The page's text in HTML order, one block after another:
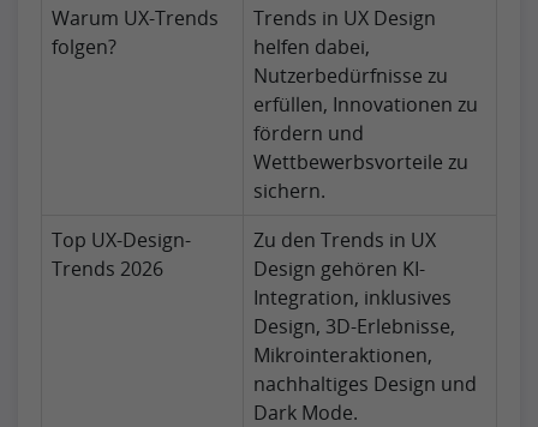
Warum UX-Trends
folgen?
Trends in UX Design
helfen dabei,
Nutzerbedürfnisse zu
erfüllen, Innovationen zu
fördern und
Wettbewerbsvorteile zu
sichern.
Top UX-Design-
Trends 2026
Zu den Trends in UX
Design gehören KI-
Integration, inklusives
Design, 3D-Erlebnisse,
Mikrointeraktionen,
nachhaltiges Design und
Dark Mode.